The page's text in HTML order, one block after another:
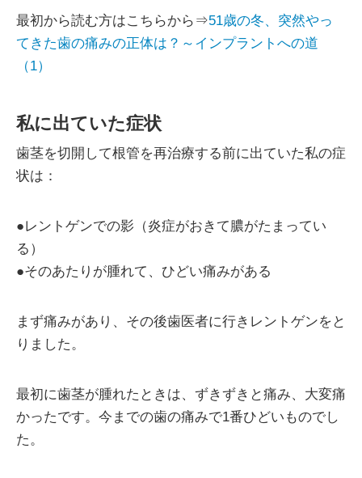
最初から読む方はこちらから⇒51歳の冬、突然やっ
てきた歯の痛みの正体は？～インプラントへの道
（1）
私に出ていた症状
歯茎を切開して根管を再治療する前に出ていた私の症
状は：
●レントゲンでの影（炎症がおきて膿がたまってい
る）
●そのあたりが腫れて、ひどい痛みがある
まず痛みがあり、その後歯医者に行きレントゲンをと
りました。
最初に歯茎が腫れたときは、ずきずきと痛み、大変痛
かったです。今までの歯の痛みで1番ひどいものでし
た。